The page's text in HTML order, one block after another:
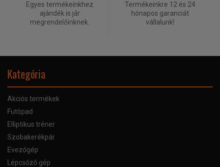
Egyes termékeinkhez
ajándék is jár
megrendelőinknek.
Termékeinkre 12 és 24
hónapos garanciát
vállalunk!
Kategória
Akciós termékek
Futópad
Elliptikus tréner
Szobakerékpár
Evezőgép
Lépcsőző gép